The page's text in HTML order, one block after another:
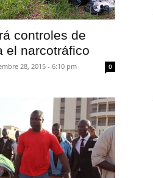
controles de
el narcotráfico
28, 2015 - 6:10 pm 0